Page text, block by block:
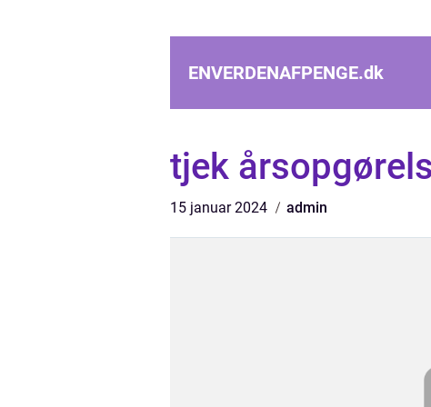
ENVERDENAFPENGE.dk
tjek
15 januar 2024 admin